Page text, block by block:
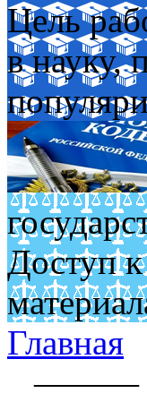
Цель
в науку,
Доступ
Главная
———